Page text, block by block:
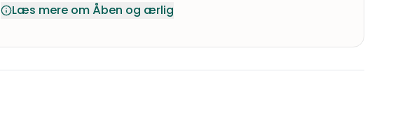
Læs mere om Åben og ærlig